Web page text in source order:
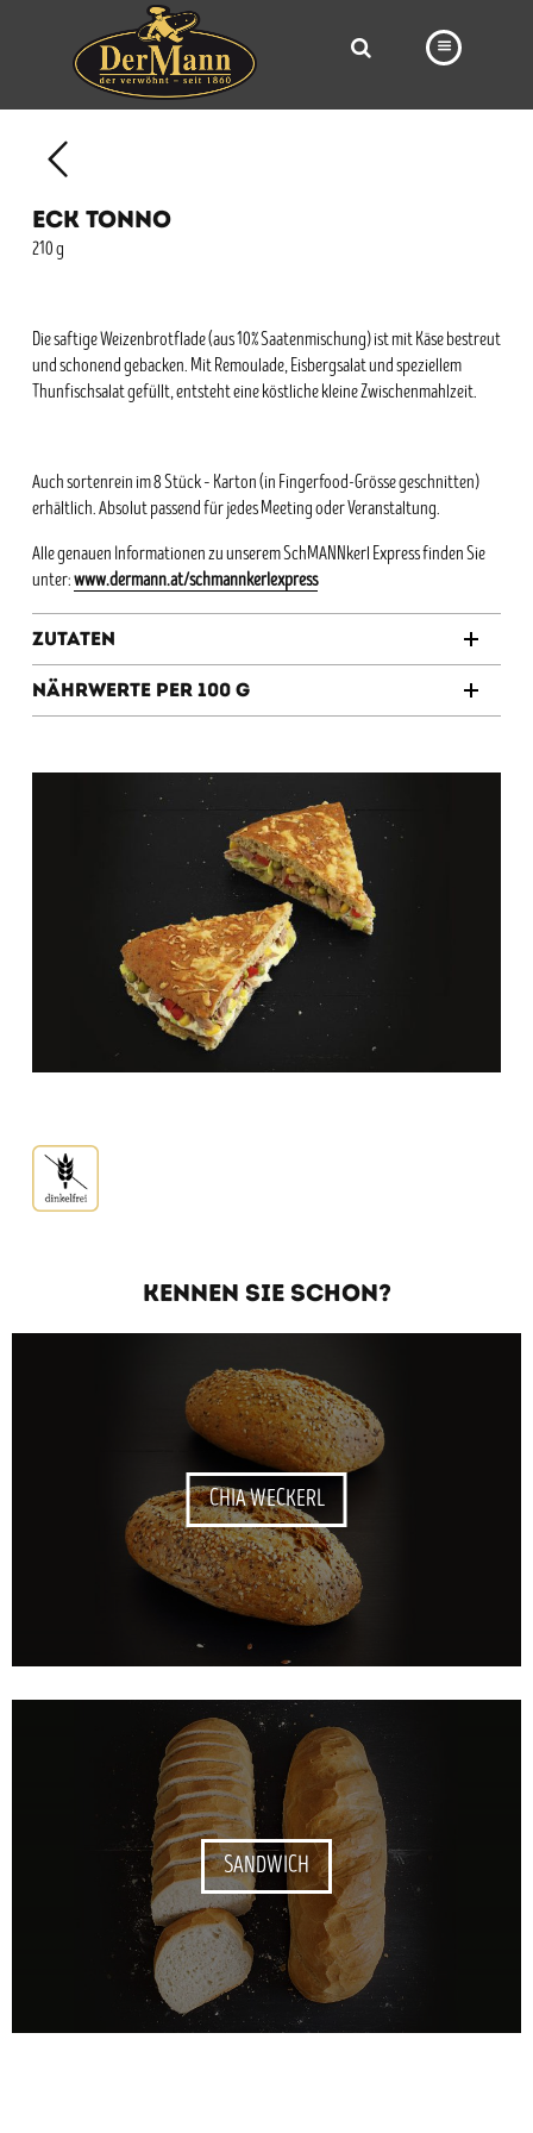
VORBESTELLUNG
NEWS
VIDEOS
ECK TONNO
210 g
Die saftige Weizenbrotflade (aus 10% Saatenmischung) ist mit Käse bestreut
und schonend gebacken. Mit Remoulade, Eisbergsalat und speziellem
Thunfischsalat gefüllt, entsteht eine köstliche kleine Zwischenmahlzeit.
Auch sortenrein im 8 Stück – Karton (in Fingerfood-Grösse geschnitten)
erhältlich. Absolut passend für jedes Meeting oder Veranstaltung.
Alle genauen Informationen zu unserem SchMANNkerl Express finden Sie
unter:www.dermann.at/schmannkerlexpress
Zutaten
Nährwerte per 100 g
KENNEN SIE SCHON?
CHIA WECKERL
SANDWICH